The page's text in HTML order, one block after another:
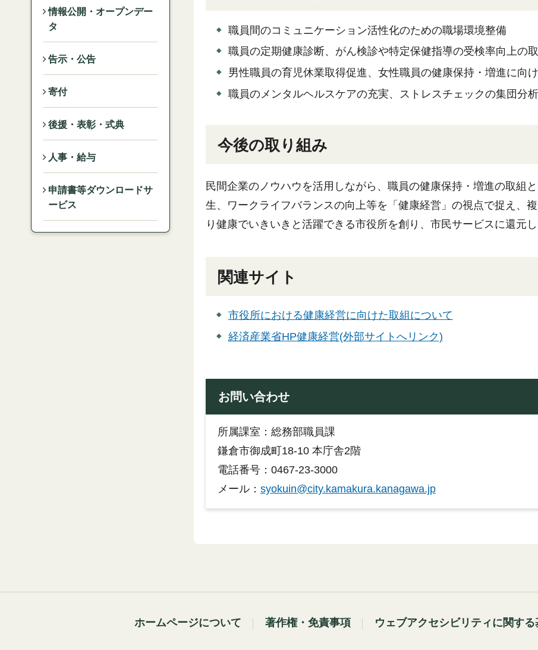
情報公開・オープンデー
タ
告示・公告
寄付
後援・表彰・式典
人事・給与
申請書等ダウンロードサ
ービス
職員間のコミュニケーション活性化のための職場環境整備
職員の定期健康診断、がん検診や特定保健指導の受検率向上の
男性職員の育児休業取得促進、女性職員の健康保持・増進に向
職員のメンタルヘルスケアの充実、ストレスチェックの集団分
今後の取り組み
民間企業のノウハウを活用しながら、職員の健康保持・増進の取組
生、ワークライフバランスの向上等を「健康経営」の視点で捉え、
り健康でいきいきと活躍できる市役所を創り、市民サービスに還元し
関連サイト
市役所における健康経営に向けた取組について
経済産業省HP健康経営(外部サイトへリンク)
お問い合わせ
所属課室：総務部職員課
鎌倉市御成町18-10 本庁舎2階
電話番号：0467-23-3000
メール： syokuin@city.kamakura.kanagawa.jp
ホームページについて 著作権・免責事項 ウェブアクセシビリティに関する